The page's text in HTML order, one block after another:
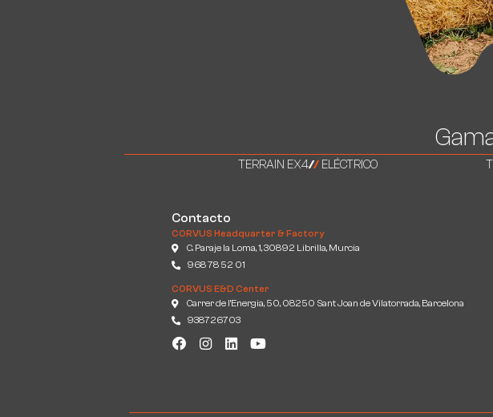
TERRAIN EX4// ELÉCTRICO
Contacto
CORVUS Headquarter & Factory
C. Paraje la Loma, 1, 30892 Librilla, Murcia
968 78 52 01
CORVUS E&D Center
Carrer de l'Energia, 50, 08250 Sant Joan de Vilatorrada, Barcelona
938726703